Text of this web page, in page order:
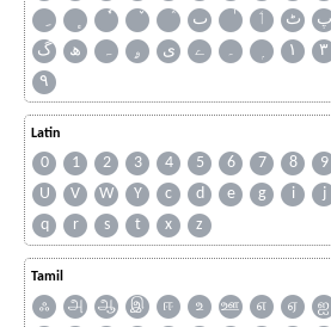
ٮ
ٲ ٹ پ
گ
ھ ہ ۄ ی ے ۔ ۱ ۳
۹
Latin
0 1 2 3 4 5 6 7 8 9
U
V W Y c d e g i j
q
r s t x z
Tamil
ஃ அ ஆ இ ஈ உ ஊ எ ஏ ஐ